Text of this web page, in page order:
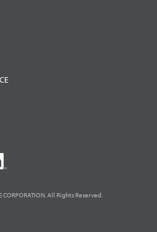
CORPORATION. All Rights Reserved.